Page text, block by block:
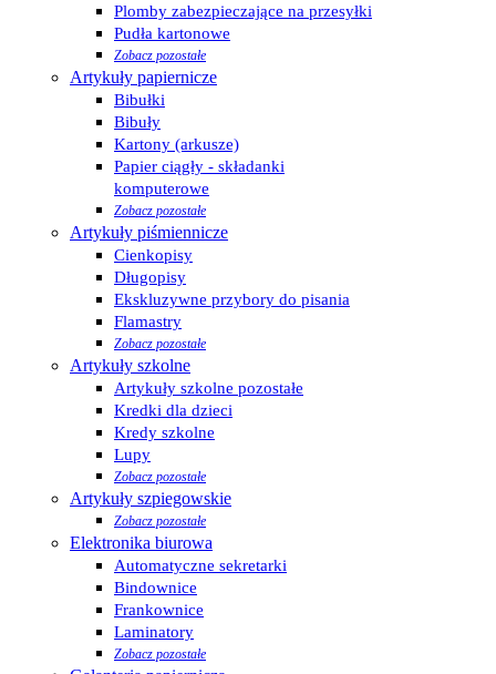
Plomby zabezpieczające na przesyłki
Pudła kartonowe
Zobacz pozostałe
Artykuły papiernicze
Bibułki
Bibuły
Kartony (arkusze)
Papier ciągły - składanki
komputerowe
Zobacz pozostałe
Artykuły piśmiennicze
Cienkopisy
Długopisy
Ekskluzywne przybory do pisania
Flamastry
Zobacz pozostałe
Artykuły szkolne
Artykuły szkolne pozostałe
Kredki dla dzieci
Kredy szkolne
Lupy
Zobacz pozostałe
Artykuły szpiegowskie
Zobacz pozostałe
Elektronika biurowa
Automatyczne sekretarki
Bindownice
Frankownice
Laminatory
Zobacz pozostałe